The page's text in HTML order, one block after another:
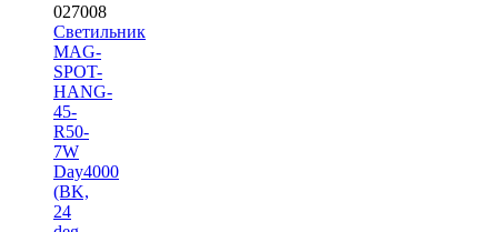
027008
Светильник
MAG-
SPOT-
HANG-
45-
R50-
7W
Day4000
(BK,
24